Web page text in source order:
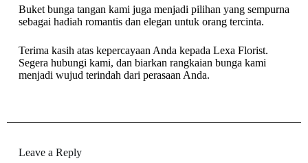
Buket bunga tangan kami juga menjadi pilihan yang sempurna
sebagai hadiah romantis dan elegan untuk orang tercinta.
Terima kasih atas kepercayaan Anda kepada Lexa Florist.
Segera hubungi kami, dan biarkan rangkaian bunga kami
menjadi wujud terindah dari perasaan Anda.
Leave a Reply